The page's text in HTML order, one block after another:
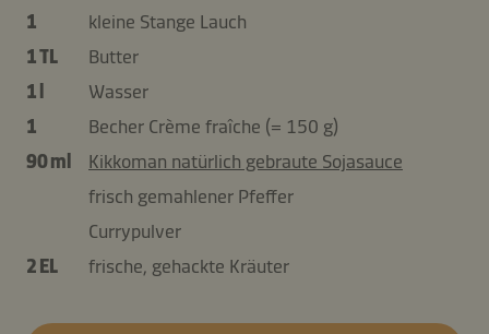
1
kleine Stange Lauch
1 TL
Butter
1 l
Wasser
1
Becher Crème fraîche (= 150 g)
90 ml
Kikkoman natürlich gebraute Sojasauce
frisch gemahlener Pfeffer
Currypulver
2 EL
frische, gehackte Kräuter